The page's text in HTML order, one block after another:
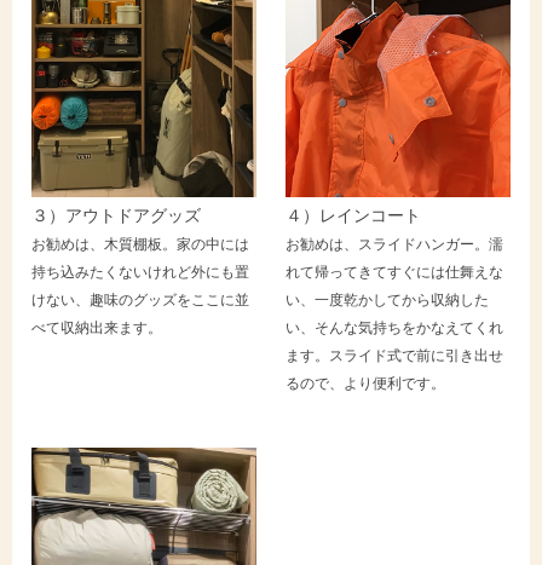
３）アウトドアグッズ
お勧めは、木質棚板。家の中には
持ち込みたくないけれど外にも置
けない、趣味のグッズをここに並
べて収納出来ます。
４）レインコート
お勧めは、スライドハンガー。濡
れて帰ってきてすぐには仕舞えな
い、一度乾かしてから収納した
い、そんな気持ちをかなえてくれ
ます。スライド式で前に引き出せ
るので、より便利です。